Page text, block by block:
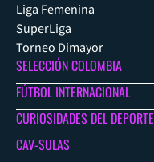
Liga Femenina
SuperLiga
Torneo Dimayor
SELECCIÓN COLOMBIA
FÚTBOL INTERNACIONAL
CURIOSIDADES DEL DEPORTE
CAV-SULAS